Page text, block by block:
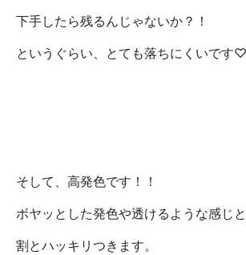
下手したら残るんじゃないか？！
というぐらい、とても落ちにくいです♡
そして、高発色です！！
ボヤッとした発色や透けるような感じ
割とハッキリつきます。